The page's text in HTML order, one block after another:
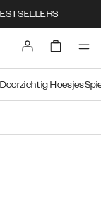
Doorzichtig Hoesjes